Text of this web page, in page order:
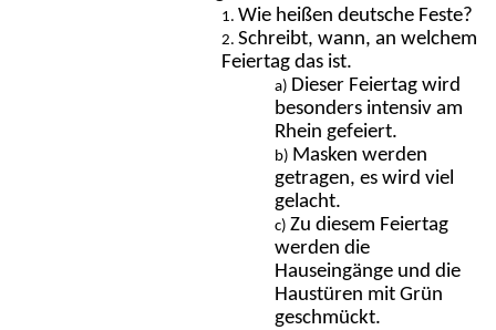
Wie heißen deutsche Feste?
Schreibt, wann, an welchem
Feiertag das ist.
Dieser Feiertag wird
besonders intensiv am
Rhein gefeiert.
Masken werden
getragen, es wird viel
gelacht.
Zu diesem Feiertag
werden die
Hauseingänge und die
Haustüren mit Grün
geschmückt.